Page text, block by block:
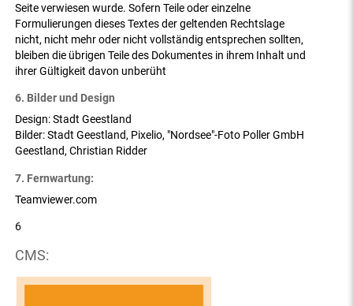
Seite verwiesen wurde. Sofern Teile oder einzelne
Formulierungen dieses Textes der geltenden Rechtslage
nicht, nicht mehr oder nicht vollständig entsprechen sollten,
bleiben die übrigen Teile des Dokumentes in ihrem Inhalt und
ihrer Gültigkeit davon unberüht
6. Bilder und Design
Design: Stadt Geestland
Bilder: Stadt Geestland, Pixelio, "Nordsee"-Foto Poller GmbH
Geestland, Christian Ridder
7. Fernwartung:
Teamviewer.com
6
CMS: